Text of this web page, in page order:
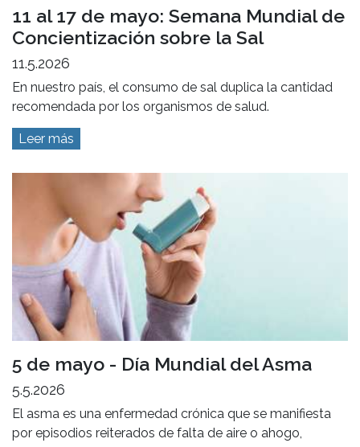
11 al 17 de mayo: Semana Mundial de
Concientización sobre la Sal
11.5.2026
En nuestro país, el consumo de sal duplica la cantidad
recomendada por los organismos de salud.
Leer más
5 de mayo - Día Mundial del Asma
5.5.2026
El asma es una enfermedad crónica que se manifiesta
por episodios reiterados de falta de aire o ahogo,